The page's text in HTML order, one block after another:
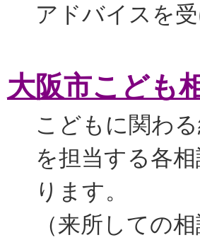
アドバイスを
大阪市こども
こどもに関わ
を担当する各
ります。
（来所しての